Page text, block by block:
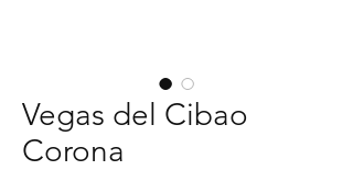
Vegas del Cibao
Corona